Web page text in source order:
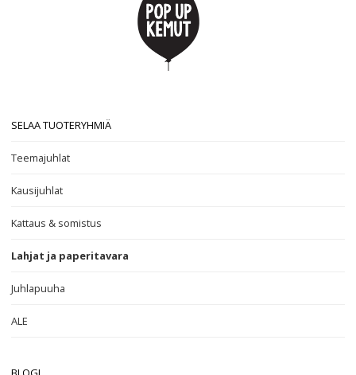
SELAA TUOTERYHMIÄ
Teemajuhlat
Kausijuhlat
Kattaus & somistus
Lahjat ja paperitavara
Juhlapuuha
ALE